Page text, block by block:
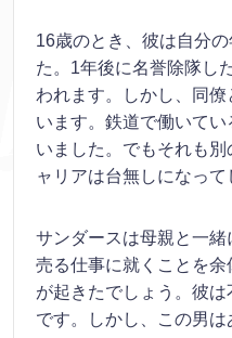
16歳のとき、彼は自分
た。1年後に名誉除隊し
われます。しかし、同
います。鉄道で働いて
いました。でもそれも
ャリアは台無しになって
サンダースは母親と一
売る仕事に就くことを
が起きたでしょう。彼
です。しかし、この男は